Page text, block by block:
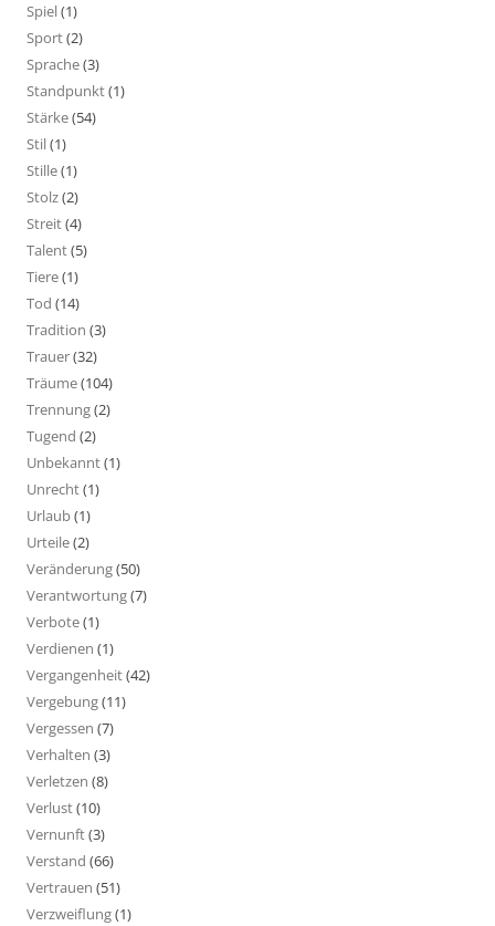
Spiel(1)
Sport(2)
Sprache(3)
Standpunkt(1)
Stärke(54)
Stil(1)
Stille(1)
Stolz(2)
Streit(4)
Talent(5)
Tiere(1)
Tod (14)
Tradition (3)
Trauer(32)
Träume(104)
Trennung(2)
Tugend (2)
Unbekannt(1)
Unrecht(1)
Urlaub(1)
Urteile(2)
Veränderung(50)
Verantwortung(7)
Verbote(1)
Verdienen (1)
Vergangenheit(42)
Vergebung(11)
Vergessen (7)
Verhalten (3)
Verletzen (8)
Verlust(10)
Vernunft(3)
Verstand (66)
Vertrauen (51)
Verzweiflung(1)